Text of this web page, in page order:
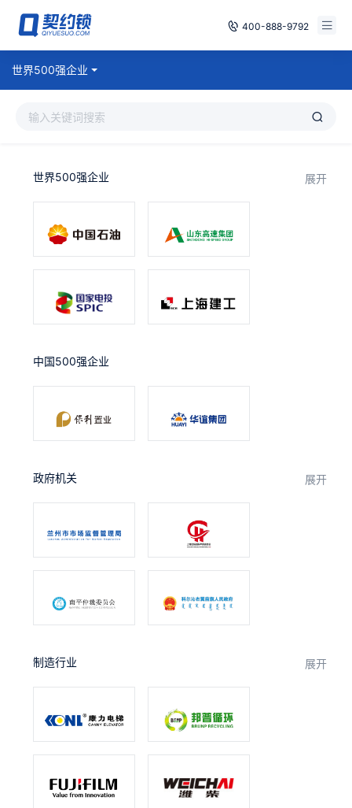
400-888-9792
智能合同
数字存档
方案
全国
合作
世界500强企业
世界500强企业 展开
中国500强企业
政府机关 展开
制造行业 展开